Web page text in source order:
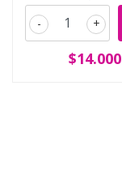
+
-
$14.000